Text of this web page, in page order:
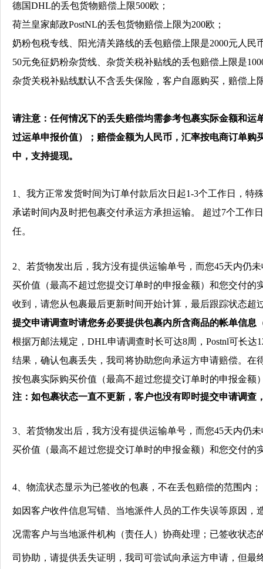
德国DHL的丢包货物赔偿上限500欧；
荷兰皇家邮政PostNL的丢包货物赔偿上限为200欧；
奶粉包税专线、阳光清关路线的丢包赔偿上限是2000元人民
50元免征奶粉杂货线、杂货关税补贴线的丢包赔偿上限是
杂货关税补贴线默认不含丢失保险，客户自愿购买，赔偿上
请注意：任何情况下的丢失赔偿均需参考包裹实际金额和
过运单申报价值）； 赔偿金额为人民币，汇率按电商订单购
中，支持提现。
1 、我方正常发货时间为订单付款后次日起1-3个工作日，特
承诺时间内及时把包裹交付承运方承担运输。 超过7个工作
任。
2
若货物发出后，我方没有提供运输单号，而您45天内仍
买价值（最高不超过您提交订单时的申报金额）和您交付的
收到， 请您从包裹最后更新时间开始计算，最后跟踪状态超
提交申请调查时请您务必要提供包裹内所含商品的帐单信息
根据万邮法规定，DHL申请调查时长可达8周，Postnl可长
结果，确认包裹丢失，我司将协助您向承运方申请赔偿。
按包裹实际购买价值（最高不超过您提交订单时的申报金额
注：如包裹状态一直不更新，客户也没有即时提交申请调查
3 、若货物发出后，我方没有提供运输单号，而您45天内仍
买价值（最高不超过您提交订单时的申报金额）和您交付的
4、 物流状态显示为已签收的包裹，不在丢包赔偿的范围内；
如因客户收件信息写错、当地派件人员的工作失误等原因，
况需客户与当地派件机构（责任人）协商处理；已签收状态
司协助，请提供丢失证明，我司可尝试向承运方申请，但最